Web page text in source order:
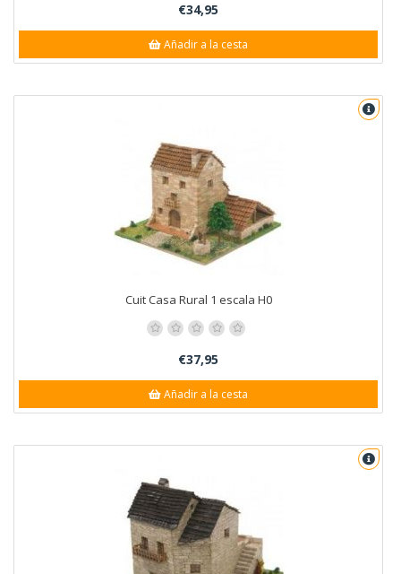
€34,95
Añadir a la cesta
Cuit Casa Rural 1 escala H0
€37,95
Añadir a la cesta